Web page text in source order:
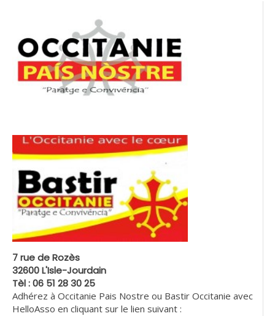
7 rue de Rozès
32600 L'Isle-Jourdain
Tèl : 06 51 28 30 25
Adhérez à Occitanie Pais Nostre ou Bastir Occitanie avec
HelloAsso en cliquant sur le lien suivant :